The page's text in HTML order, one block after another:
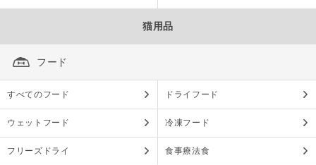
猫用品
フード
すべてのフード ドライフード
ウェットフード 冷凍フード
フリーズドライ 食事療法食